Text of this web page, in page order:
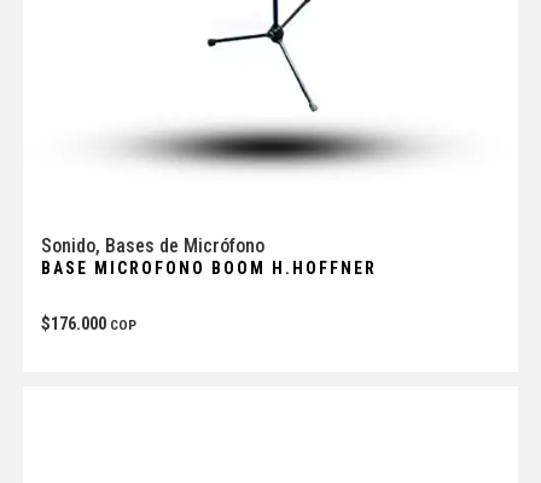
Sonido, Bases de Micrófono
BASE MICROFONO BOOM H.HOFFNER
$176.000 COP